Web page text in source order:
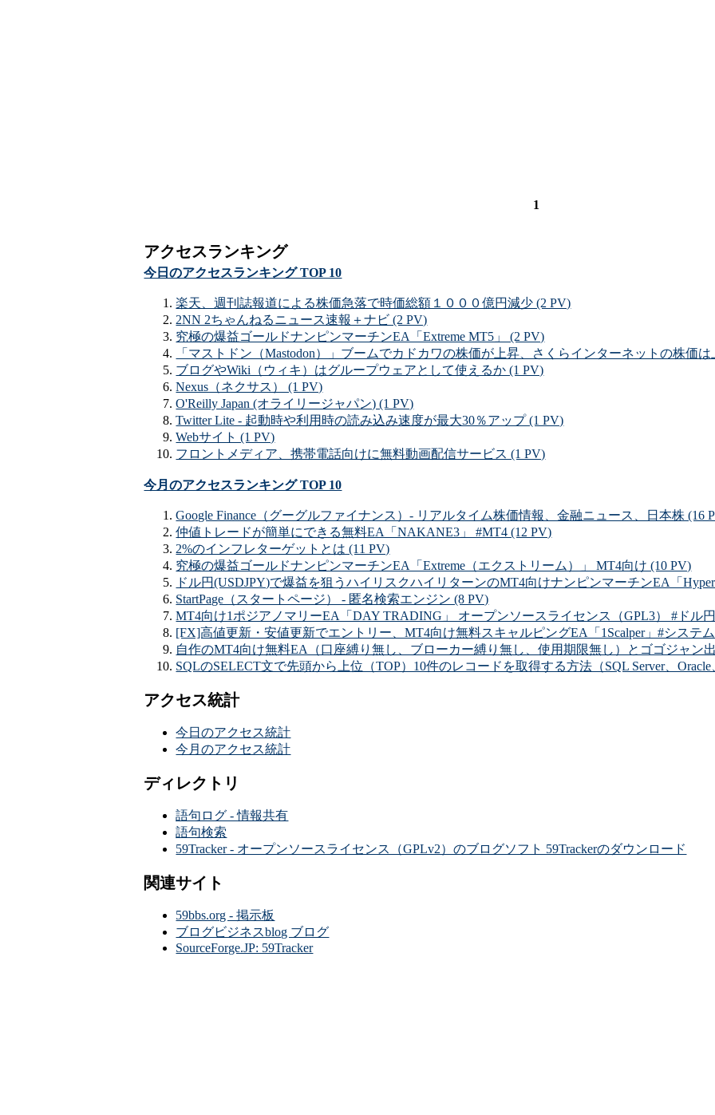
1
アクセスランキング
今日のアクセスランキング TOP 10
楽天、週刊誌報道による株価急落で時価総額１０００億円減少 (2 PV)
2NN 2ちゃんねるニュース速報＋ナビ (2 PV)
究極の爆益ゴールドナンピンマーチンEA「Extreme MT5」 (2 PV)
「マストドン（Mastodon）」ブームでカドカワの株価が上昇、さくらインターネットの株価
ブログやWiki（ウィキ）はグループウェアとして使えるか (1 PV)
Nexus（ネクサス） (1 PV)
O'Reilly Japan (オライリージャパン) (1 PV)
Twitter Lite - 起動時や利用時の読み込み速度が最大30％アップ (1 PV)
Webサイト (1 PV)
フロントメディア、携帯電話向けに無料動画配信サービス (1 PV)
今月のアクセスランキング TOP 10
Google Finance（グーグルファイナンス）- リアルタイム株価情報、金融ニュース、日本株 (16
仲値トレードが簡単にできる無料EA「NAKANE3」 #MT4 (12 PV)
2%のインフレターゲットとは (11 PV)
究極の爆益ゴールドナンピンマーチンEA「Extreme（エクストリーム）」 MT4向け (10 PV)
ドル円(USDJPY)で爆益を狙うハイリスクハイリターンのMT4向けナンピンマーチンEA「
StartPage（スタートページ） - 匿名検索エンジン (8 PV)
MT4向け1ポジアノマリーEA「DAY TRADING」 オープンソースライセンス（GPL3） #ドル
[FX]高値更新・安値更新でエントリー、MT4向け無料スキャルピングEA「1Scalper」#システ
自作のMT4向け無料EA（口座縛り無し、ブローカー縛り無し、使用期限無し）とゴゴジャン
SQLのSELECT文で先頭から上位（TOP）10件のレコードを取得する方法（SQL Server、Oracle
アクセス統計
今日のアクセス統計
今月のアクセス統計
ディレクトリ
語句ログ - 情報共有
語句検索
59Tracker - オープンソースライセンス（GPLv2）のブログソフト 59Trackerのダウンロード
関連サイト
59bbs.org - 掲示板
ブログビジネスblog ブログ
SourceForge.JP: 59Tracker